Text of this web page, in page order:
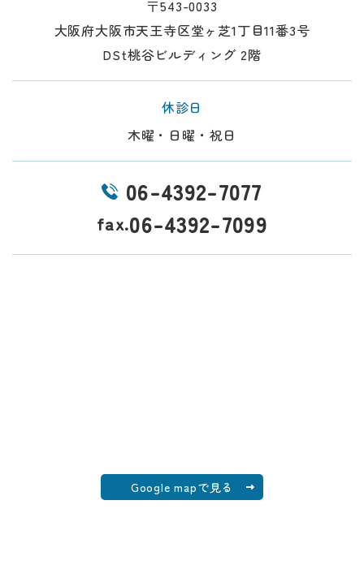
〒543-0033
大阪府大阪市天王寺区堂ヶ芝1丁目11番3号
DSt桃谷ビルディング 2階
休診日
木曜・日曜・祝日
06-4392-7077
fax.06-4392-7099
Google mapで見る